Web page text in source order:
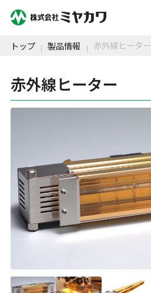
トップ 製品情報 赤外線ヒーター
赤外線ヒーター